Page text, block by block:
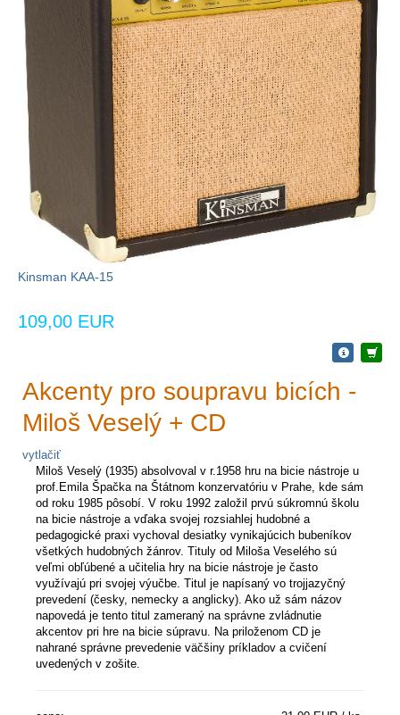
Kinsman KAA-15
109,00 EUR
Akcenty pro soupravu bicích -
Miloš Veselý + CD
vytlačiť
Miloš Veselý (1935) absolvoval v r.1958 hru na bicie nástroje u
prof.Emila Špačka na Štátnom konzervatóriu v Prahe, kde sám
od roku 1985 pôsobí. V roku 1992 založil prvú súkromnú školu
na bicie nástroje a vďaka svojej rozsiahlej hudobné a
pedagogické praxi vychoval desiatky vynikajúcich bubeníkov
všetkých hudobných žánrov. Tituly od Miloša Veselého sú
veľmi obľúbené a učitelia hry na bicie nástroje je často
využívajú pri svojej výučbe. Titul je napísaný vo trojjazyčný
prevedení (česky, nemecky a anglicky). Ako už sám názov
napovedá je tento titul zameraný na správne zvládnutie
akcentov pri hre na bicie súpravu. Na priloženom CD je
nahrané správne prevedenie väčšiny príkladov a cvičení
uvedených v zošite.